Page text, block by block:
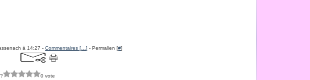
à 14:27 -Commentaires [ …] - Permalien [#]
0 vote